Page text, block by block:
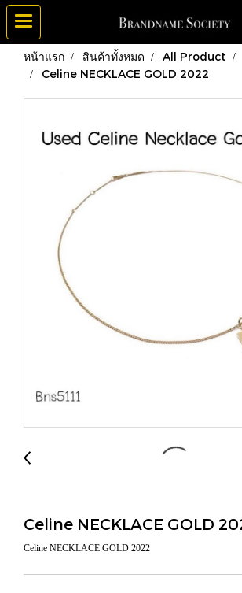
หน้าแรก สินค้าทั้งหมด All Product
Celine NECKLACE GOLD 2022
Celine NECKLACE GOLD
Celine NECKLACE GOLD 2022